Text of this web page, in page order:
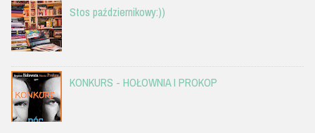
Stos październikowy:))
KONKURS - HOŁOWNIA I PROKOP